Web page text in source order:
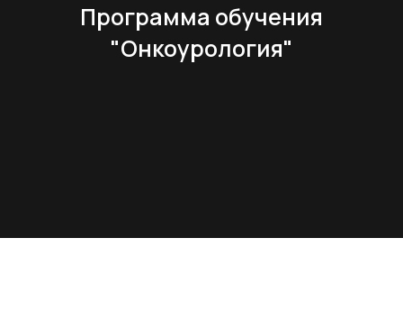
Программа обучения
"Онкоурология"